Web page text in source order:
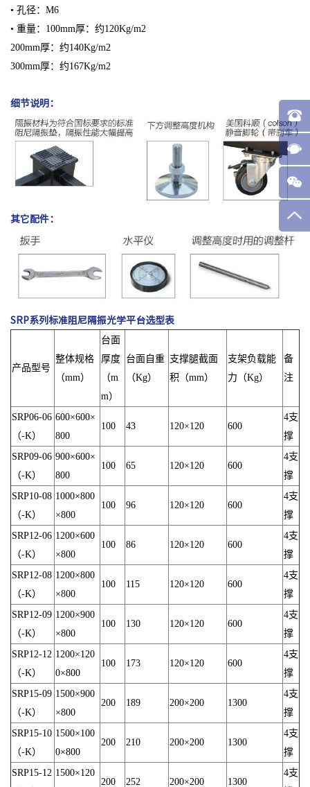
• 孔径：M6
• 重量：100mm厚：约120Kg/m2
200mm厚：约140Kg/m2
300mm厚：约167Kg/m2
细节说明：
其它配件：
SRP系列标准阻尼隔振光学平台选型表
产品型号
整体规格
（mm）
台面
厚度
（m
m）
台面自重
（Kg）
支撑腿截面
积（mm）
支架负载能
力（Kg）
备
注
SRP06-06
（-K）
600×600×
800
100 43 120×120 600
4支
撑
SRP09-06
（-K）
900×600×
800
100 65 120×120 600
4支
撑
SRP10-08
（-K）
1000×800
×800
100 96 120×120 600
4支
撑
SRP12-06
（-K）
1200×600
×800
100 86 120×120 600
4支
撑
SRP12-08
（-K）
1200×800
×800
100 115 120×120 600
4支
撑
SRP12-09
（-K）
1200×900
×800
100 130 120×120 600
4支
撑
SRP12-12
（-K）
1200×120
0×800
100 173 120×120 600
4支
撑
SRP15-09
（-K）
1500×900
×800
200 189 200×200 1300
4支
撑
SRP15-10
（-K）
1500×100
0×800
200 210 200×200 1300
4支
撑
SRP15-12 1500×120
200 252 200×200 1300
4支